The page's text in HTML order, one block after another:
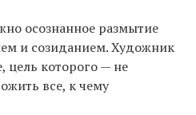
осознанное размытие
и созиданием. Художник
цель которого — не
все, к чему